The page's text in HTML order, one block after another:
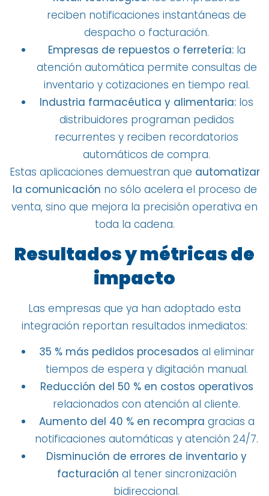
reciben notificaciones instantáneas de
despacho o facturación.
Empresas de repuestos o ferretería:la
atención automática permite consultas de
inventario y cotizaciones en tiempo real.
Industria farmacéutica y alimentaria: los
distribuidores programan pedidos
recurrentes y reciben recordatorios
automáticos de compra.
Estas aplicaciones demuestran que automatizar
la comunicación no sólo acelera el proceso de
venta, sino que mejora la precisión operativa en
toda la cadena.
Resultados y métricas de
impacto
Las empresas que ya han adoptado esta
integración reportan resultados inmediatos:
35 % más pedidos procesados al eliminar
tiempos de espera y digitación manual.
Reducción del 50 % en costos operativos
relacionados con atención al cliente.
Aumento del 40 % en recompra gracias a
notificaciones automáticas y atención 24/7.
Disminución de errores de inventario y
facturación al tener sincronización
bidireccional.